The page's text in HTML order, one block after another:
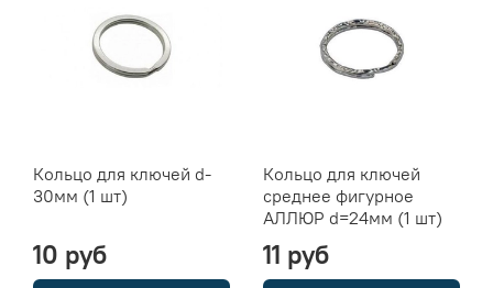
Кольцо для ключей d-
30мм (1 шт)
10 руб
Кольцо для ключей
среднее фигурное
АЛЛЮР d=24мм (1 шт)
11 руб